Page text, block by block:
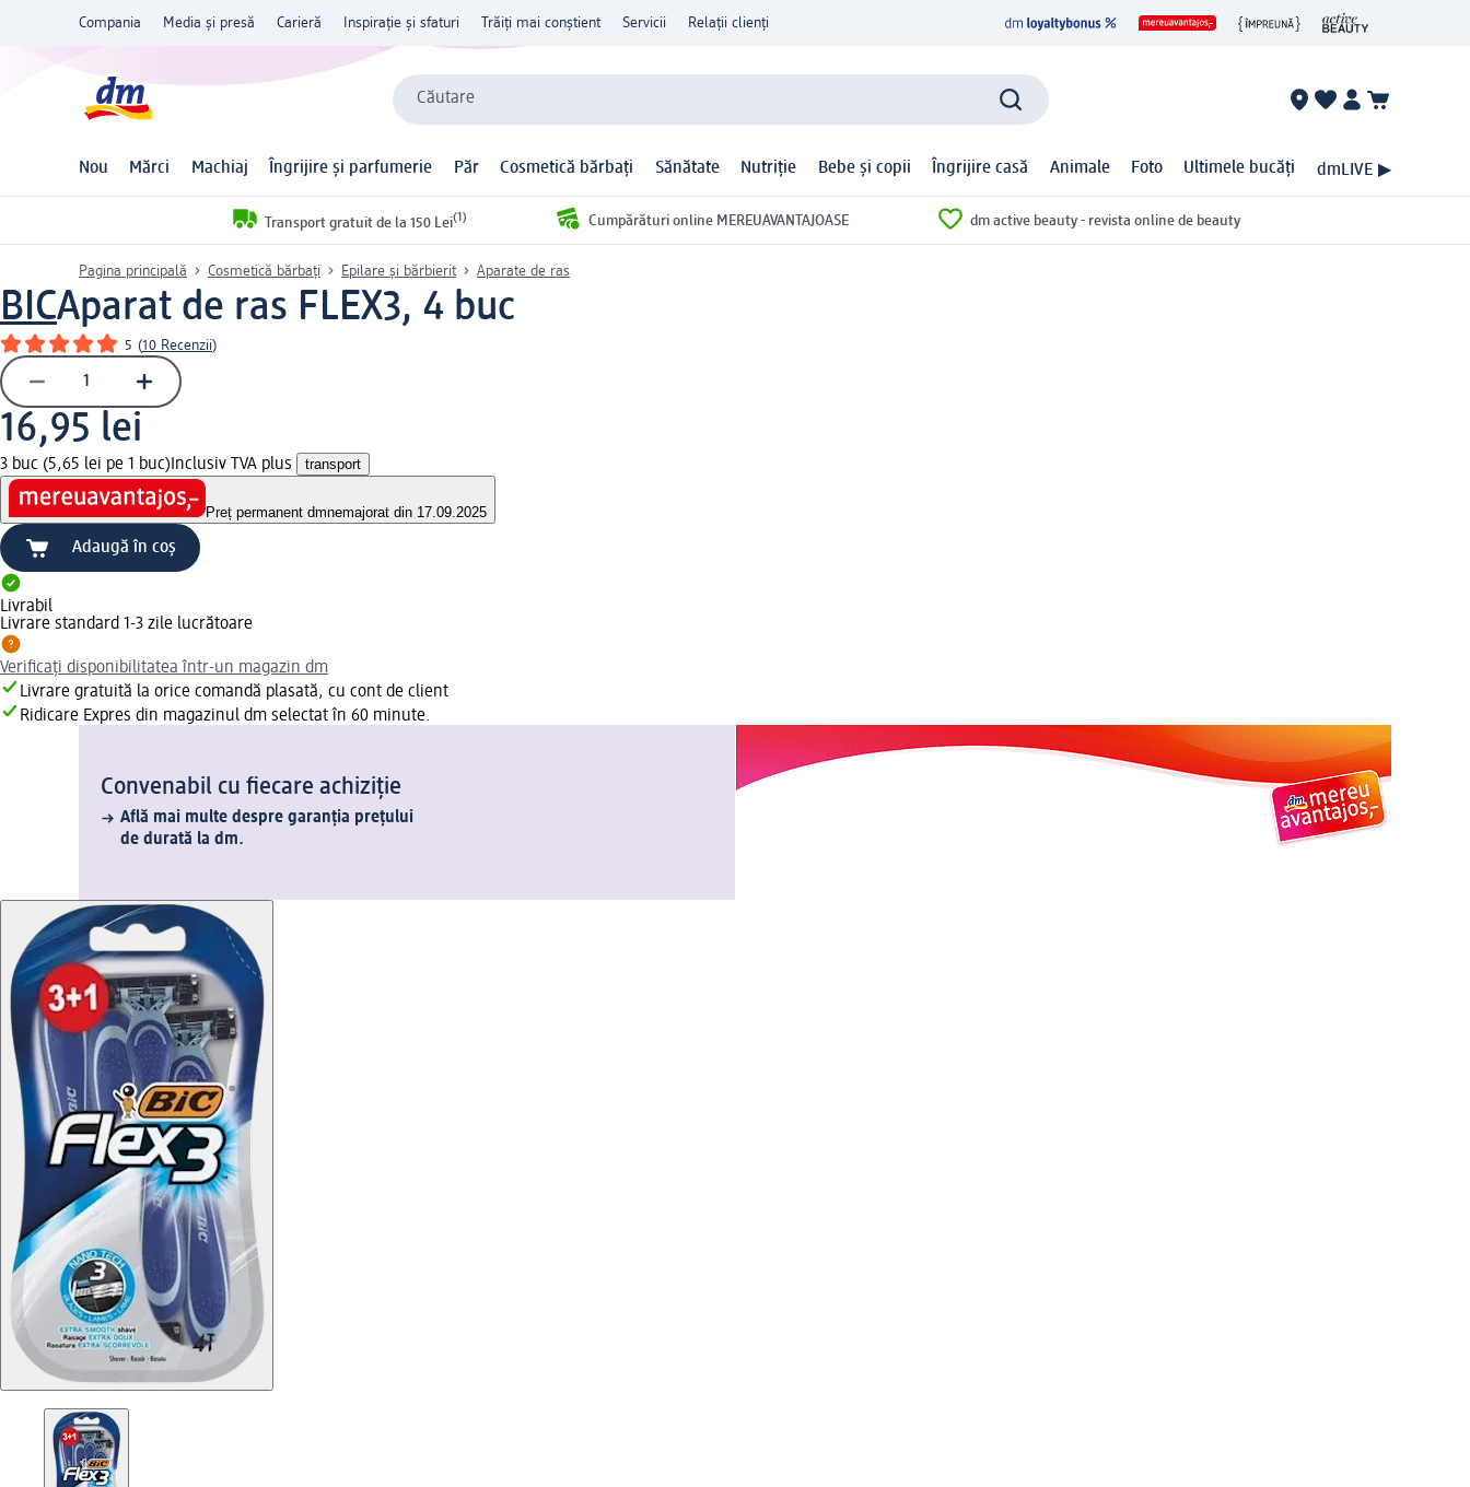
Compania Media și presă Carieră Inspirație și sfaturi Trăiți mai conștient Servicii Relații clienți
Căutare
Nou Mărci Machiaj Îngrijire și parfumerie Păr Cosmetică bărbați Sănătate Nutriție Bebe și copii Îngrijire casă Animale Foto Ultimele bucăți dmLIVE ▶
Transport gratuit de la 150 Lei(1) Cumpărături online MEREUAVANTAJOASE dm active beauty - revista online de beauty
Pagina principală Cosmetică bărbați Epilare și bărbierit Aparate de ras
BICAparat de ras FLEX3, 4 buc
5 (10 Recenzii)
16,95 lei
3 buc (5,65 lei pe 1 buc) Inclusiv TVA plus transport
Preț permanent dmnemajorat din 17.09.2025
Adaugă în coș
Livrabil
Livrare standard 1-3 zile lucrătoare
Verificați disponibilitatea într-un magazin dm
Livrare gratuită la orice comandă plasată, cu cont de client
Ridicare Expres din magazinul dm selectat în 60 minute.
Convenabil cu fiecare achiziție
Află mai multe despre garanția prețului
de durată la dm.